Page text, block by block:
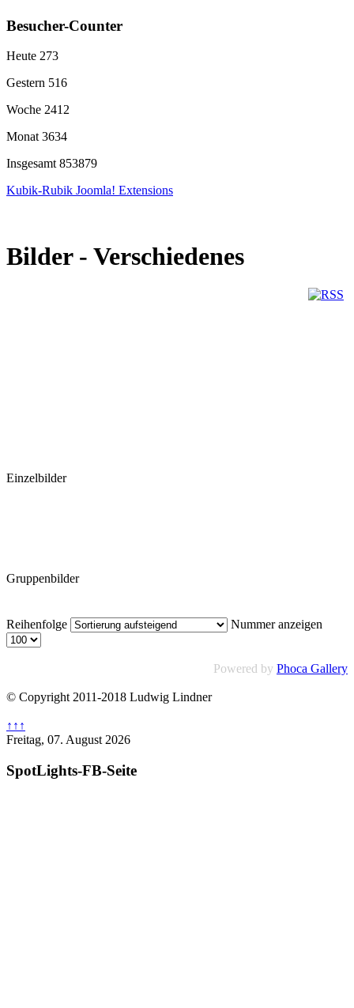
Besucher-Counter
Heute 273
Gestern 516
Woche 2412
Monat 3634
Insgesamt 853879
Kubik-Rubik Joomla! Extensions
Bilder - Verschiedenes
Einzelbilder
Gruppenbilder
Reihenfolge Nummer anzeigen
Powered by Phoca Gallery
© Copyright 2011-2018 Ludwig Lindner
↑↑↑
Freitag, 07. August 2026
SpotLights-FB-Seite